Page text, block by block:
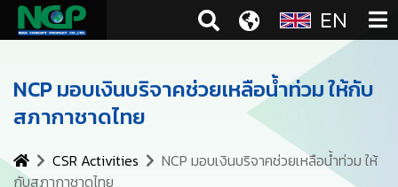
EN
NCP มอบเงินบริจาคช่วยเหลือน้ำท่วม ให้กับ
สภากาชาดไทย
CSR Activities
NCP มอบเงินบริจาคช่วยเหลือน้ำท่วม ให้
กับสภากาชาดไทย